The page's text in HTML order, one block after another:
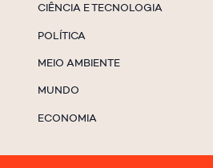
CIÊNCIA E TECNOLOGIA
POLÍTICA
MEIO AMBIENTE
MUNDO
ECONOMIA